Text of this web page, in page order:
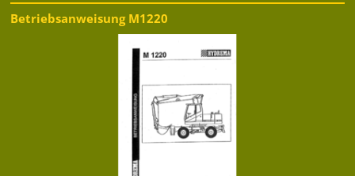
Betriebsanweisung M1220